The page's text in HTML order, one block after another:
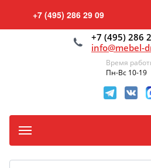
+7 (495) 286 29 09
+7 (495) 286
info@mebel-
Время
Пн-Вс 10-19